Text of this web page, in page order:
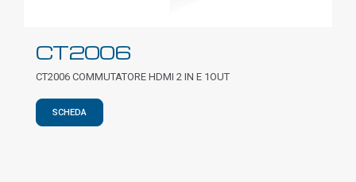
CT2006
CT2006 COMMUTATORE HDMI 2 IN E 1OUT
SCHEDA